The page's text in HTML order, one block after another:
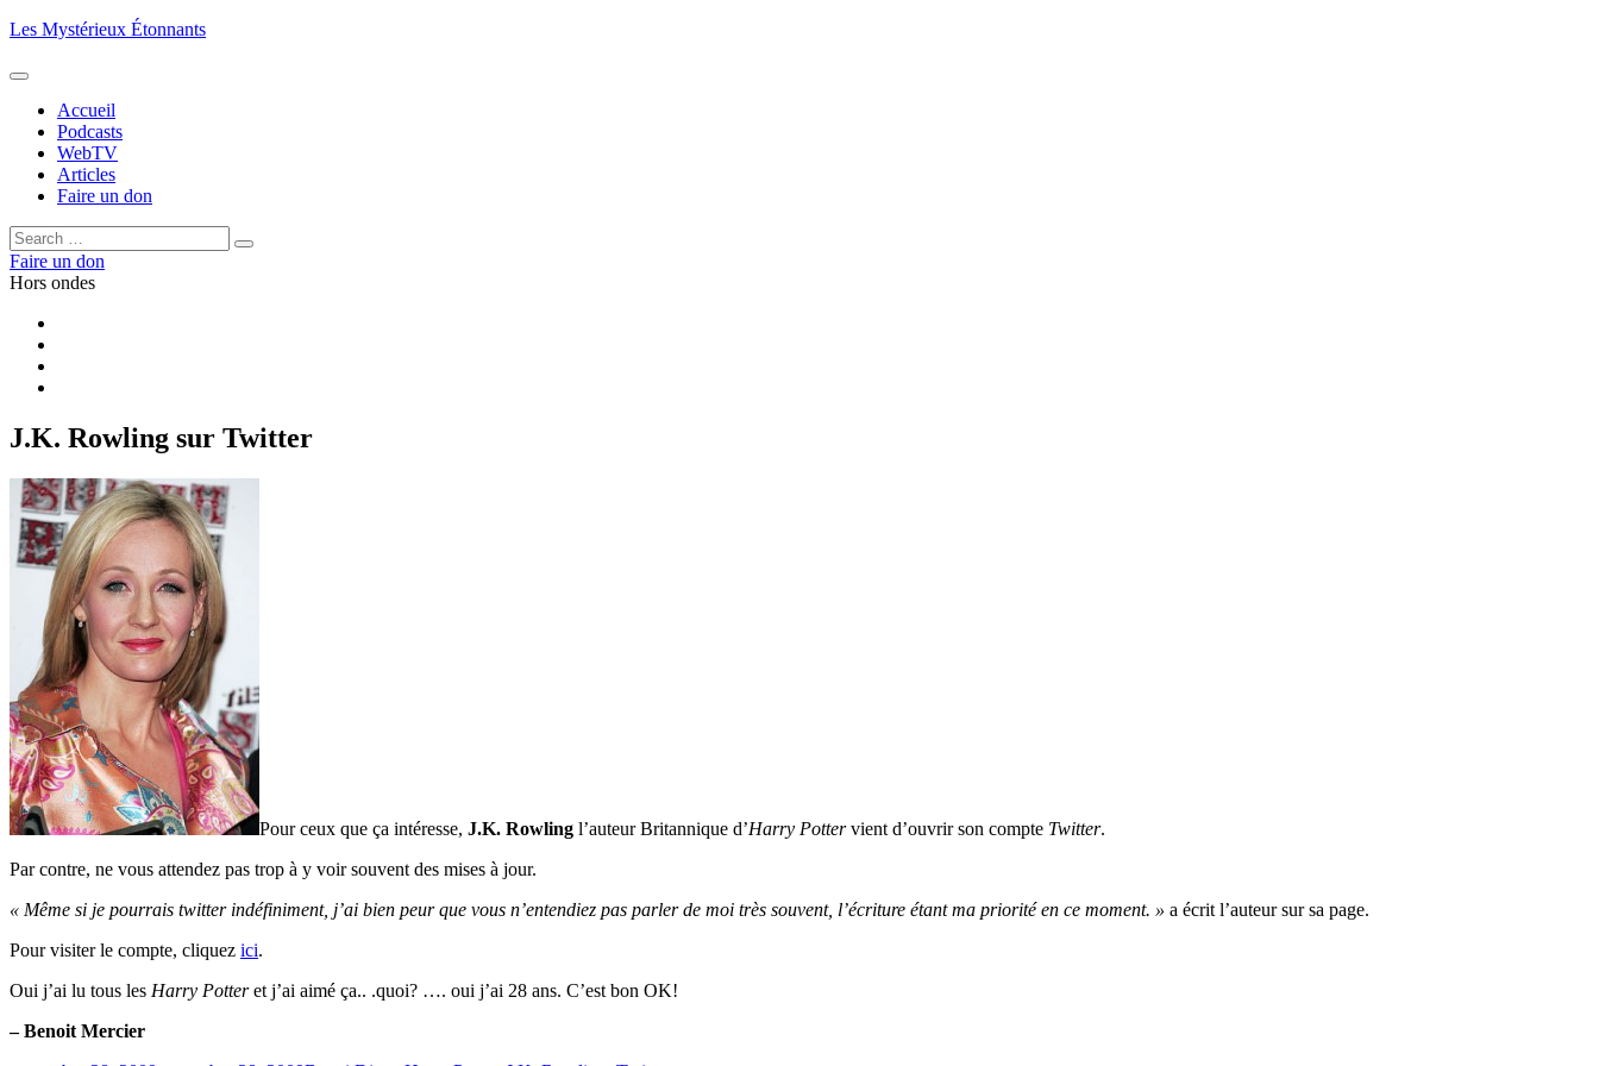
Aller
contenu
Les Mystérieux Étonnants
Accueil
Podcasts
WebTV
Articles
Faire un don
Rechercher :
Rechercher
Faire un don
Hors ondes
J.K. Rowling sur Twitter
Pour ceux que ça intéresse, J.K. Rowling l’auteur Britannique d’Harry Pottervient d’ouvrir son compte Twitter.
Par contre, ne vous attendez pas trop à y voir souvent des mises à jour.
« Même si je pourrais twitter indéfiniment, j’ai bien peur que vous n’entendiez pas parler de moi très souvent, l’écriture étant ma priorité en ce moment. » a écrit l’auteur sur sa page.
Pour visiter le compte, cliquez ici.
Oui j’ai lu tous les Harry Potteret j’ai aimé ça.. .quoi? …. oui j’ai 28 ans. C’est bon OK!
– Benoit Mercier